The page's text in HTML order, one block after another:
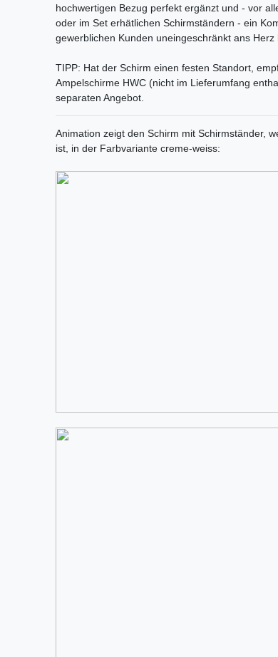
hochwertigen Bezug perfekt ergänzt und - vor
oder im Set erhätlichen Schirmständern - ein
gewerblichen Kunden uneingeschränkt ans Herz
TIPP: Hat der Schirm einen festen Standort,
Ampelschirme HWC (nicht im Lieferumfang
separaten Angebot.
Animation zeigt den Schirm mit Schirmständer,
ist, in der Farbvariante creme-weiss: